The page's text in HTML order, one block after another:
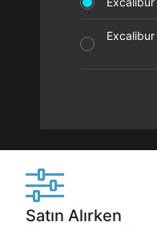
Excalibur
Satın Alırken